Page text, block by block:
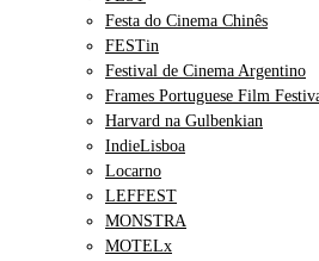
Festa do Cinema Chinês
FESTin
Festival de Cinema Argentino
Frames Portuguese Film
Harvard na Gulbenkian
IndieLisboa
Locarno
LEFFEST
MONSTRA
MOTELx